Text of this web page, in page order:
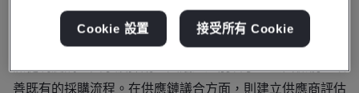
ISO 20400:2017 為推動永續採購的重要指引，強調採購決
策中應納入環境保護、社會責任與公司治理等面向。明台產
險從制度調整與永續採購重大議題鑑別著手，全面檢視並改
善既有的採購流程。在供應鏈議合方面，則建立供應商評估
Cookie 設置 接受所有 Cookie